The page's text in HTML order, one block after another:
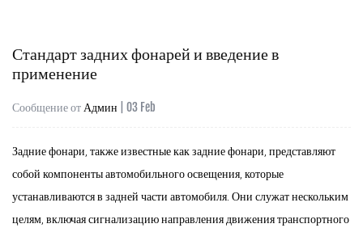
Стандарт задних фонарей и введение в
применение
Сообщение от Админ | 03 Feb
Задние фонари, также известные как задние фонари, представляют
собой компоненты автомобильного освещения, которые
устанавливаются в задней части автомобиля. Они служат нескольким
целям, включая сигнализацию направления движения транспортного